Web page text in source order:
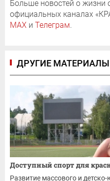
Больше новостей о жизни
официальных каналах
MAX и Телеграм.
ДРУГИЕ
Доступный спорт для
Развитие массового и